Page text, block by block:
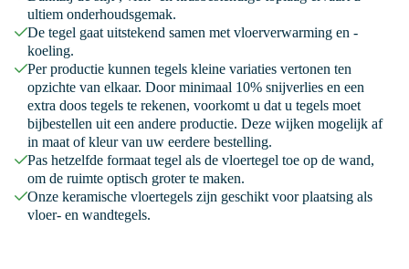
ultiem onderhoudsgemak.
De tegel gaat uitstekend samen met vloerverwarming en -
koeling.
Per productie kunnen tegels kleine variaties vertonen ten
opzichte van elkaar. Door minimaal 10% snijverlies en een
extra doos tegels te rekenen, voorkomt u dat u tegels moet
bijbestellen uit een andere productie. Deze wijken mogelijk af
in maat of kleur van uw eerdere bestelling.
Pas hetzelfde formaat tegel als de vloertegel toe op de wand,
om de ruimte optisch groter te maken.
Onze keramische vloertegels zijn geschikt voor plaatsing als
vloer- en wandtegels.